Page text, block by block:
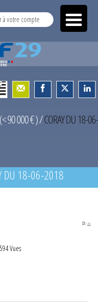
à votre compte
90 000 € )/CORAY DU 18-06-
DU 18-06-2018
PDF
Vues